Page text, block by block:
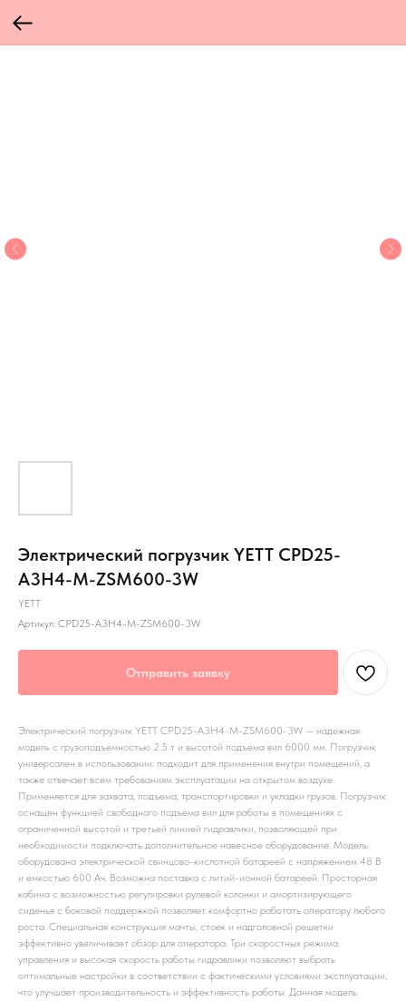
Электрический погрузчик YETT CPD25-
A3H4-M-ZSM600-3W
YETT
Артикул: CPD25-A3H4-M-ZSM600-3W
Отправить заявку
Электрический погрузчик YETT CPD25-A3H4-M-ZSM600-3W — надежная
модель с грузоподъемностью 2.5 т и высотой подъема вил 6000 мм. Погрузчик
универсален в использовании: подходит для применения внутри помещений, а
также отвечает всем требованиям эксплуатации на открытом воздухе.
Применяется для захвата, подъема, транспортировки и укладки грузов. Погрузчик
оснащен функцией свободного подъема вил для работы в помещениях с
ограниченной высотой и третьей линией гидравлики, позволяющей при
необходимости подключать дополнительное навесное оборудование. Модель
оборудована электрической свинцово-кислотной батареей с напряжением 48 B
и емкостью 600 Ач. Возможна поставка с литий-ионной батареей. Просторная
кабина с возможностью регулировки рулевой колонки и амортизирующего
сиденья с боковой поддержкой позволяет комфортно работать оператору любого
роста. Специальная конструкция мачты, стоек и надголовной решетки
эффективно увеличивает обзор для оператора. Три скоростных режима
управления и высокая скорость работы гидравлики позволяют выбрать
оптимальные настройки в соответствии с фактическими условиями эксплуатации,
что улучшает производительность и эффективность работы. Данная модель